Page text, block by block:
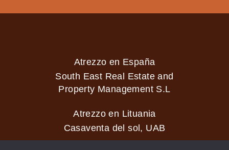
Atrezzo en España
South East Real Estate and
Property Management S.L
Atrezzo en Lituania
Casaventa del sol, UAB